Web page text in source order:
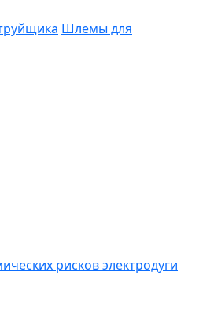
Шлемы для
рисков электродуги